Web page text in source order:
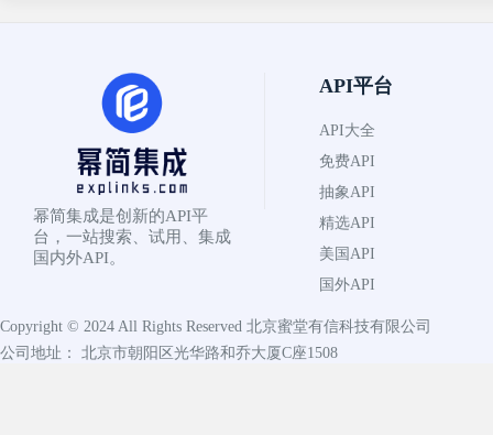
幂简集成是创新的API平
台，一站搜索、试用、集成
国内外API。
API平台
API大全
免费API
抽象API
精选API
美国API
国外API
Copyright © 2024 All Rights Reserved 北京蜜堂有信科技有限公司
公司地址： 北京市朝阳区光华路和乔大厦C座1508